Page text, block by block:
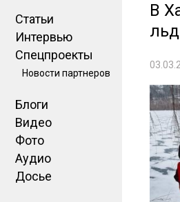
Статьи
Интервью
Спецпроекты
Новости партнеров
Блоги
Видео
Фото
Аудио
Досье
В